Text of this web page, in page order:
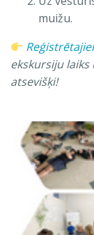
muižu.
ekskursiju
atsevišķi!